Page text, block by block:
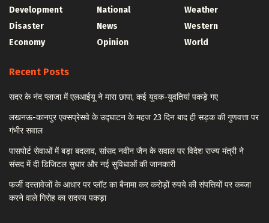
Development
Disaster
Economy
National
News
Opinion
Weather
Western
World
Recent Posts
सदर के नंद प्लाजा में एलआईयू ने मारा छापा, कई युवक-युवतियां पकड़े गए
लखनऊ-कानपुर एक्सप्रेसवे के उद्घाटन के महज 23 दिन बाद ही सड़क की गुणवत्ता पर
गंभीर सवाल
पासपोर्ट सेवाओं में बड़ा बदलाव, सांसद नवीन जैन के सवाल पर विदेश राज्य मंत्री ने
संसद में दी डिजिटल सुधार और नई सुविधाओं की जानकारी
फर्जी दस्तावेजों के आधार पर प्लॉट का बैनामा कर करोड़ों रुपये की संपत्तियों पर कब्जा
करने वाले गिरोह का सदस्य पकड़ा